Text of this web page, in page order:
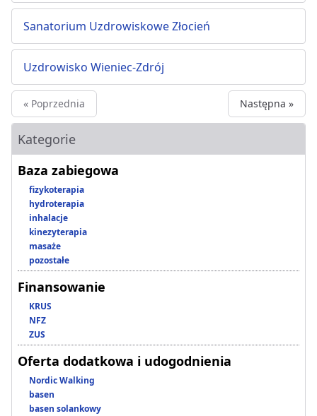
Sanatorium Uzdrowiskowe Złocień
Uzdrowisko Wieniec-Zdrój
« Poprzednia Następna »
Kategorie
Baza zabiegowa
fizykoterapia
hydroterapia
inhalacje
kinezyterapia
masaże
pozostałe
Finansowanie
KRUS
NFZ
ZUS
Oferta dodatkowa i udogodnienia
Nordic Walking
basen
basen solankowy